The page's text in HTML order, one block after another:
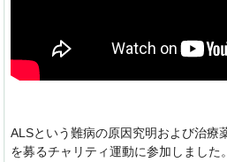
ALSという難病の原因究明および治療
を募るチャリティ運動に参加しました